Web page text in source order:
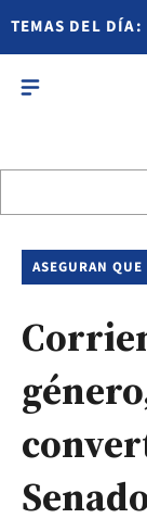
TEMAS DEL DÍA:
ASEGURAN